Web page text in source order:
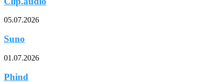
05.07.2026
Suno
01.07.2026
Phind